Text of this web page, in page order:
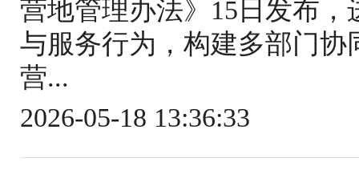
营地管理办法》15日发布
与服务行为，构建多部门
营...
2026-05-18 13:36:33